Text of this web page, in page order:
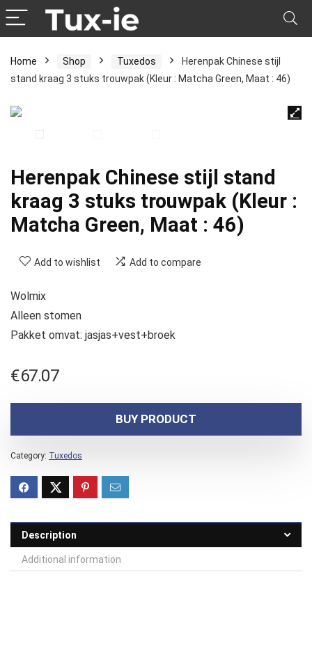
Home Shop Tuxedos
Herenpak Chinese stijl
stand kraag 3 stuks trouwpak (Kleur : Matcha Green, Maat : 46)
Herenpak Chinese stijl stand
kraag 3 stuks trouwpak (Kleur :
Matcha Green, Maat : 46)
Add to wishlist Add to compare
Wolmix
Alleen stomen
Pakket omvat: jasjas+vest+broek
€67.07
BUY PRODUCT
Category: Tuxedos
Description
Additional information